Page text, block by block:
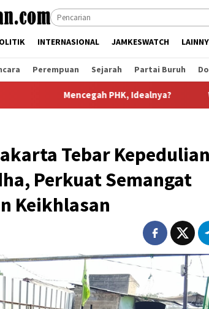
INTERNASIONAL JAMKESWATCH
Perempuan Sejarah Partai Buruh
PHK, Idealnya? Workshop
Tebar
Perkuat Semangat
Keikhlasan